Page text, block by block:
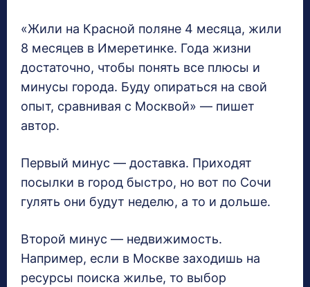
«Жили на Красной поляне 4 месяца, жили
8 месяцев в Имеретинке. Года жизни
достаточно, чтобы понять все плюсы и
минусы города. Буду опираться на свой
опыт, сравнивая с Москвой» — пишет
автор.
Первый минус — доставка. Приходят
посылки в город быстро, но вот по Сочи
гулять они будут неделю, а то и дольше.
Второй минус — недвижимость.
Например, если в Москве заходишь на
ресурсы поиска жилье, то выбор